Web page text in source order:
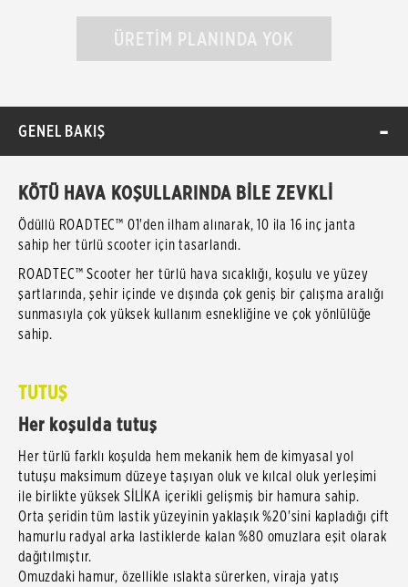
ÜRETİM PLANINDA YOK
GENEL BAKIŞ
KÖTÜ HAVA KOŞULLARINDA BİLE ZEVKLİ
Ödüllü ROADTEC™ 01'den ilham alınarak, 10 ila 16 inç janta
sahip her türlü scooter için tasarlandı.
ROADTEC™ Scooter her türlü hava sıcaklığı, koşulu ve yüzey
şartlarında, şehir içinde ve dışında çok geniş bir çalışma aralığı
sunmasıyla çok yüksek kullanım esnekliğine ve çok yönlülüğe
sahip.
TUTUŞ
Her koşulda tutuş
Her türlü farklı koşulda hem mekanik hem de kimyasal yol
tutuşu maksimum düzeye taşıyan oluk ve kılcal oluk yerleşimi
ile birlikte yüksek SİLİKA içerikli gelişmiş bir hamura sahip.
Orta şeridin tüm lastik yüzeyinin yaklaşık %20'sini kapladığı çift
hamurlu radyal arka lastiklerde kalan %80 omuzlara eşit olarak
dağıtılmıştır.
Omuzdaki hamur, özellikle ıslakta sürerken, viraja yatış